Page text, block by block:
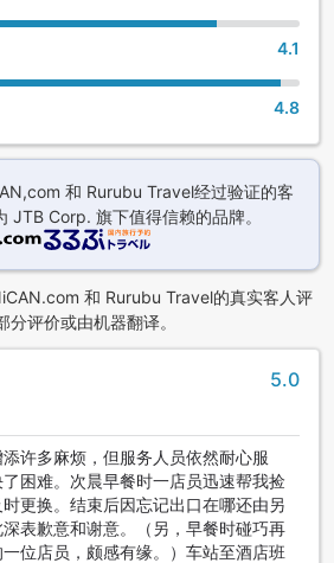
4.1
4.8
和 Rurubu Travel经过验证的客
JTB Corp. 旗下值得信赖的品牌。
和 Rurubu Travel的真实客人评
分评价或由机器翻译。
5.0
许多麻烦，但服务人员依然耐心服
困难。次晨早餐时一店员迅速帮我捡
更换。结束后因忘记出口在哪还由另
表歉意和谢意。（另，早餐时碰巧再
位店员，颇感有缘。）车站至酒店班